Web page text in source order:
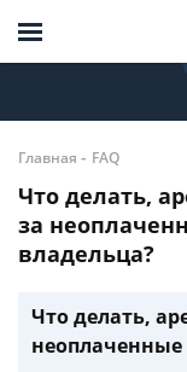
Главная - FAQ
Что делать,
за
владельца?
Что делать,